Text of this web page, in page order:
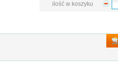
ilość w koszyku